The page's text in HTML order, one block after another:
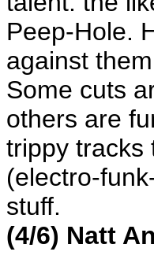
Peep-Hole.
against
Some cuts
others are
trippy tracks
(electro-
stuff.
(4/6) Natt